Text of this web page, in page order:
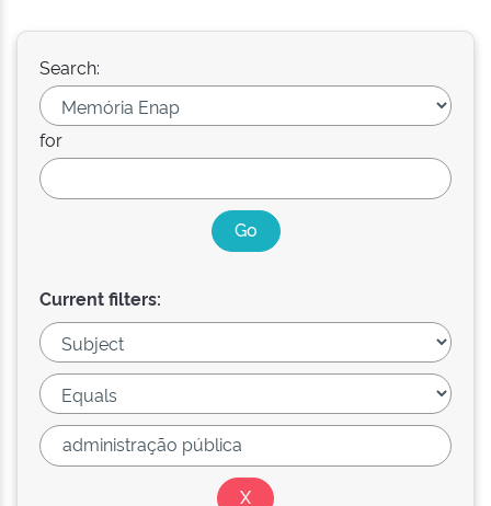
Search:
for
Current filters: